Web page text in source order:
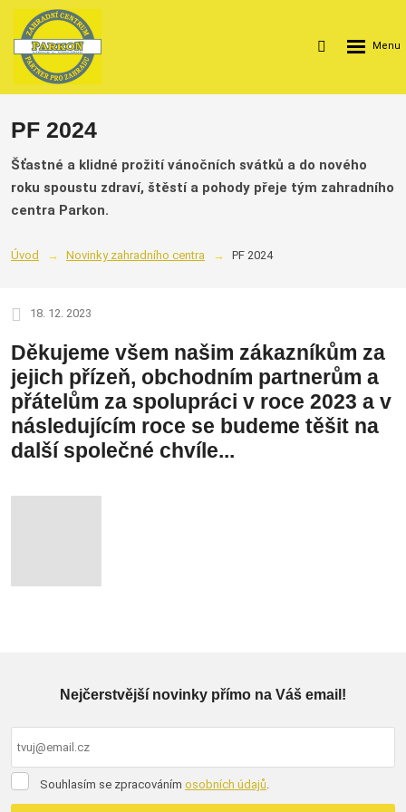
Vyhledávání
Rozbalení
PF 2024
Šťastné a klidné prožití vánočních svátků a do nového
roku spoustu zdraví, štěstí a pohody přeje tým zahradního
centra Parkon.
Úvod Novinky zahradního centra PF 2024
18. 12. 2023
Děkujeme všem našim zákazníkům za
jejich přízeň, obchodním partnerům a
přátelům za spolupráci v roce 2023 a v
následujícím roce se budeme těšit na
další společné chvíle...
Nejčerstvější novinky přímo na Váš email!
Souhlasím
Souhlasím se zpracováním osobních údajů.